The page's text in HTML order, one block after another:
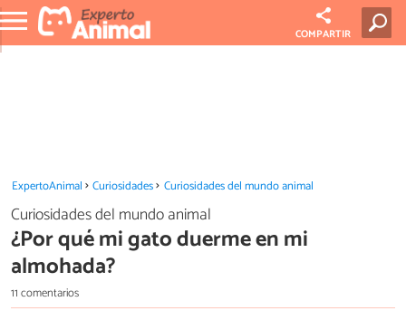
COMPARTIR
ExpertoAnimal Curiosidades Curiosidades del mundo animal
Curiosidades del mundo animal
¿Por qué mi gato duerme en mi
almohada?
11 comentarios